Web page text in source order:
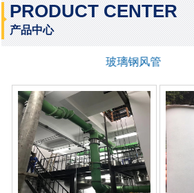
PRODUCT CENTER
产品中心
玻璃钢风管